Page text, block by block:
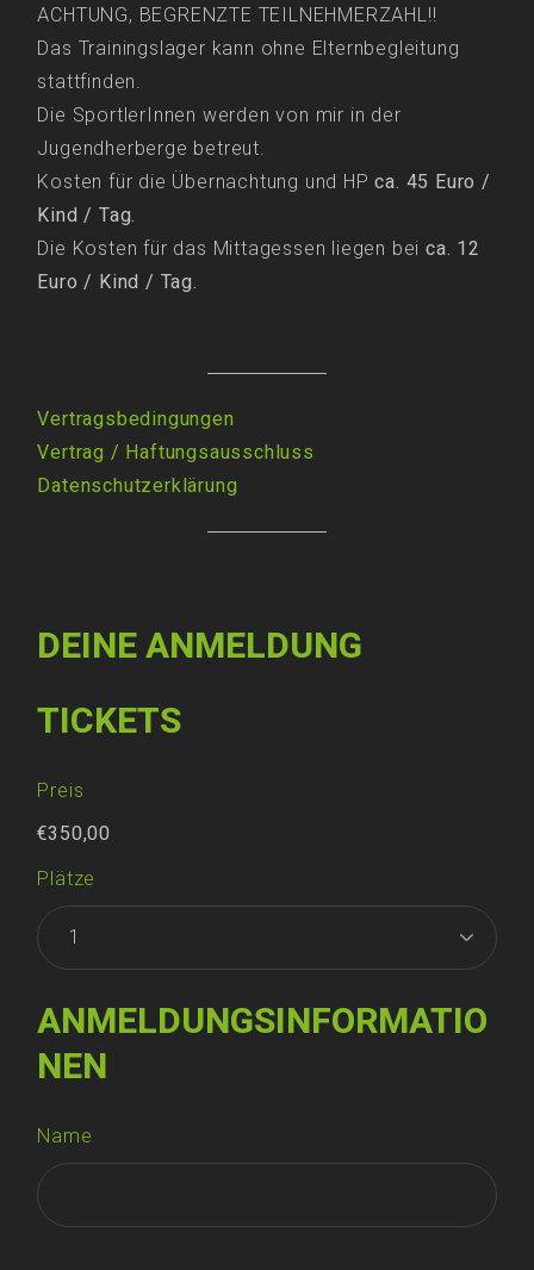
ACHTUNG, BEGRENZTE TEILNEHMERZAHL!!
Das Trainingslager kann ohne Elternbegleitung
stattfinden.
Die SportlerInnen werden von mir in der
Jugendherberge betreut.
Kosten für die Übernachtung und HP ca. 45 Euro /
Kind / Tag.
Die Kosten für das Mittagessen liegen bei ca. 12
Euro / Kind / Tag.
Vertragsbedingungen
Vertrag / Haftungsausschluss
Datenschutzerklärung
DEINE ANMELDUNG
TICKETS
Preis
€350,00
Plätze
ANMELDUNGSINFORMATIO
NEN
Name